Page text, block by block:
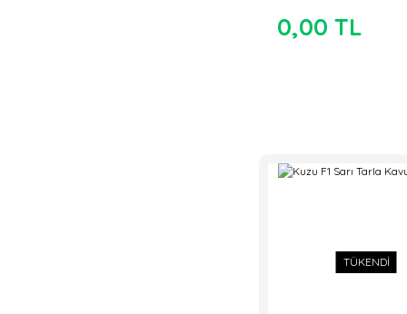
0,00 TL
TÜKENDİ